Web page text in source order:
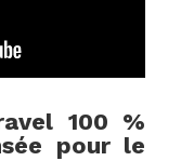
100 %
pour le